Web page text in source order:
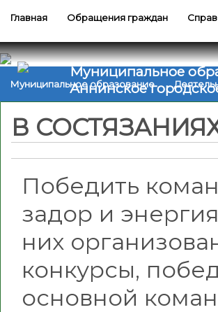
Главная Обращения граждан
Муниципальное
Аннинское
Муниципальное образование
В
Победить
задор и
них
конкурсы,
основной